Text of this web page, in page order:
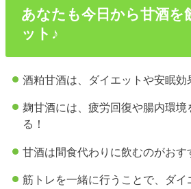
あなたも今日から甘酒を
ット♪
酒粕甘酒は、ダイエットや安眠効
麹甘酒には、疲労回復や腸内環境
る！
甘酒は間食代わりに飲むのがおす
筋トレを一緒に行うことで、ダイ